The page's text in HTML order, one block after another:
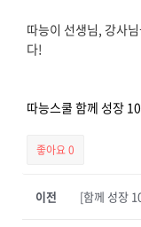
따능이 선생님, 강사
다!
따능스쿨 함께 성장
좋아요0
이전 [함께 성장